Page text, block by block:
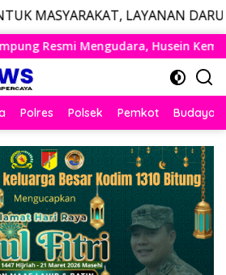
DARURAT CALL
Layani Rute Berjadwal
Polres Polsek Pemkot Budaya